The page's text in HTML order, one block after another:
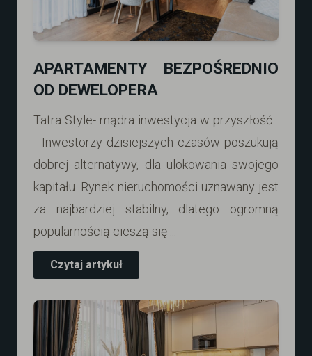
APARTAMENTY BEZPOŚREDNIO
OD DEWELOPERA
Tatra Style- mądra inwestycja w przyszłość
Inwestorzy dzisiejszych czasów poszukują
dobrej alternatywy, dla ulokowania swojego
kapitału. Rynek nieruchomości uznawany jest
za najbardziej stabilny, dlatego ogromną
popularnością cieszą się ...
Czytaj artykuł